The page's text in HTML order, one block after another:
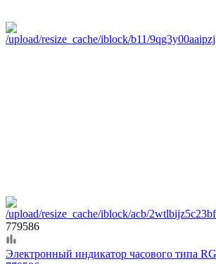
779586
Электронный индикатор часового типа